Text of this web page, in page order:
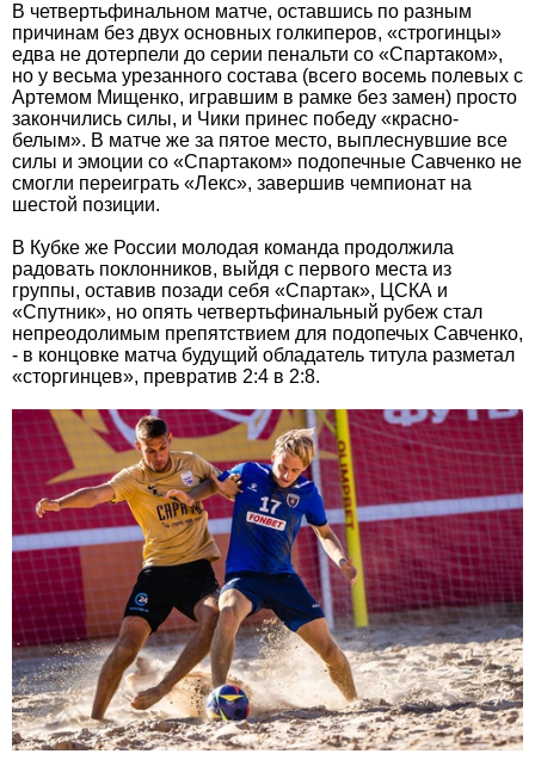
В четвертьфинальном матче, оставшись по разным
причинам без двух основных голкиперов, «строгинцы»
едва не дотерпели до серии пенальти со «Спартаком»,
но у весьма урезанного состава (всего восемь полевых с
Артемом Мищенко, игравшим в рамке без замен) просто
закончились силы, и Чики принес победу «красно-
белым». В матче же за пятое место, выплеснувшие все
силы и эмоции со «Спартаком» подопечные Савченко не
смогли переиграть «Лекс», завершив чемпионат на
шестой позиции.
В Кубке же России молодая команда продолжила
радовать поклонников, выйдя с первого места из
группы, оставив позади себя «Спартак», ЦСКА и
«Спутник», но опять четвертьфинальный рубеж стал
непреодолимым препятствием для подопечых Савченко,
- в концовке матча будущий обладатель титула разметал
«сторгинцев», превратив 2:4 в 2:8.